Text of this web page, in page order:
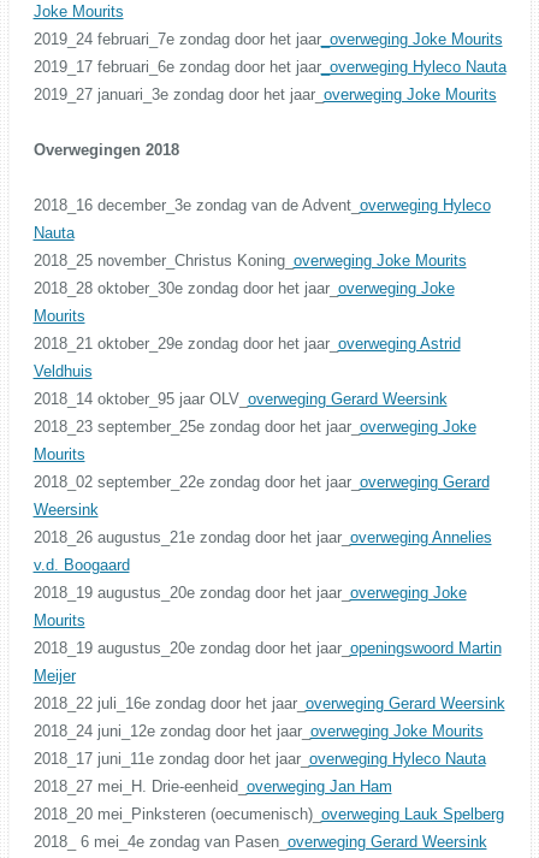
Joke Mourits
2019_24 februari_7e zondag door het jaar_overweging Joke Mourits
2019_17 februari_6e zondag door het jaar_overweging Hyleco Nauta
2019_27 januari_3e zondag door het jaar_ overweging Joke Mourits
Overwegingen 2018
2018_16 december_3e zondag van de Advent_ overweging Hyleco
Nauta
2018_25 november_Christus Koning_ overweging Joke Mourits
2018_28 oktober_30e zondag door het jaar_ overweging Joke
Mourits
2018_21 oktober_29e zondag door het jaar_ overweging Astrid
Veldhuis
2018_14 oktober_95 jaar OLV_ overweging Gerard Weersink
2018_23 september_25e zondag door het jaar_ overweging Joke
Mourits
2018_02 september_22e zondag door het jaar_ overweging Gerard
Weersink
2018_26 augustus_21e zondag door het jaar_ overweging Annelies
v.d. Boogaard
2018_19 augustus_20e zondag door het jaar_ overweging Joke
Mourits
2018_19 augustus_20e zondag door het jaar_ openingswoord Martin
Meijer
2018_22 juli_16e zondag door het jaar_ overweging Gerard Weersink
2018_24 juni_12e zondag door het jaar_ overweging Joke Mourits
2018_17 juni_11e zondag door het jaar_ overweging Hyleco Nauta
2018_27 mei_H. Drie-eenheid_ overweging Jan Ham
2018_20 mei_Pinksteren (oecumenisch)_ overweging Lauk Spelberg
2018_ 6 mei_4e zondag van Pasen_ overweging Gerard Weersink